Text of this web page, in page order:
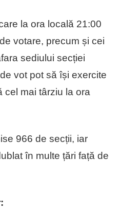
la ora locală 21:00
votare, precum și cei
sediului secției
vot pot să își exercite
cel mai târziu la ora
966 de secții, iar
în multe țări față de